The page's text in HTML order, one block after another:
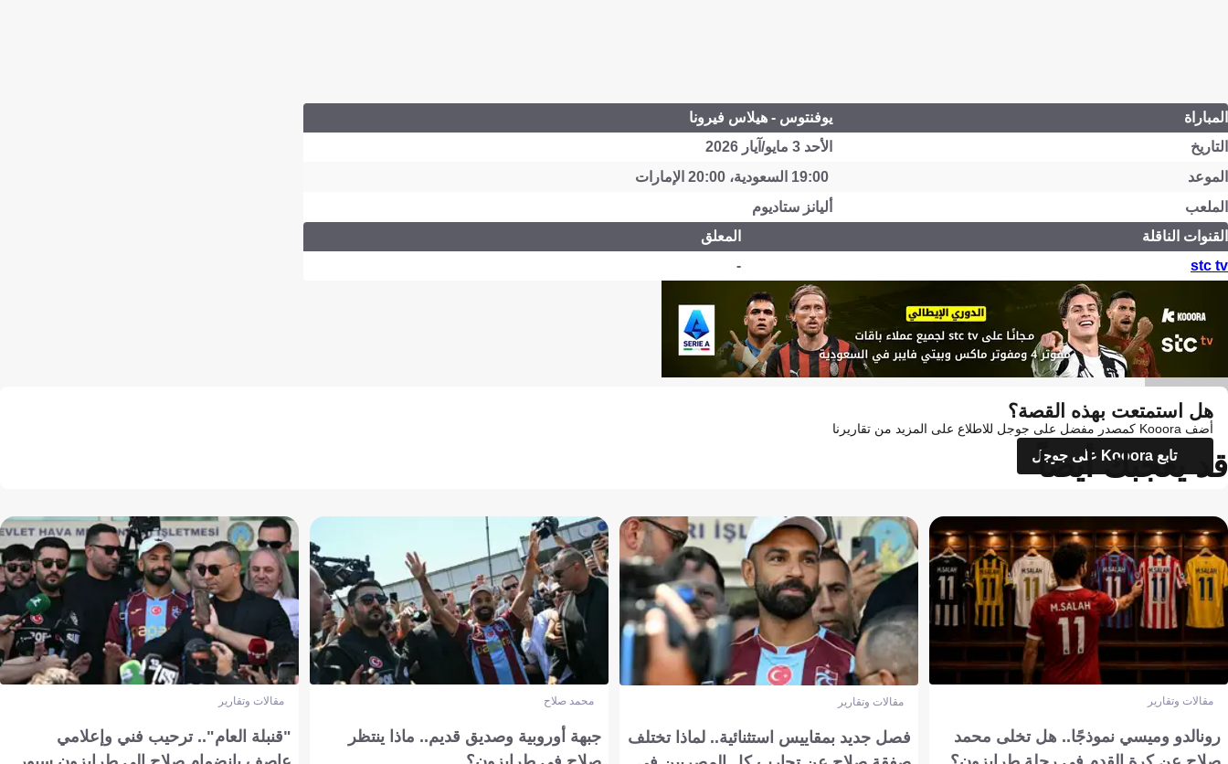
المباراة
يوفنتوس - هيلاس فيرونا
التاريخ
الأحد 3 مايو/آيار 2026
الموعد
الملعب
أليانز ستاديوم
القنوات الناقلة
المعلق
stc tv
-
هل استمتعت بهذه القصة؟
أضف Kooora كمصدر مفضل على جوجل للاطلاع على المزيد من تقاريرنا
تابع Kooora على جوجل
قد يعجبك أيضاً
مقالات وتقارير
رونالدو وميسي نموذجًا.. هل تخلى محمد
مقالات وتقارير
فصل جديد بمقاييس استثنائية.. لماذا تختلف
محمد صلاح
جبهة أوروبية وصديق قديم.. ماذا ينتظر
مقالات وتقارير
"قنبلة العام".. ترحيب فني وإعلامي